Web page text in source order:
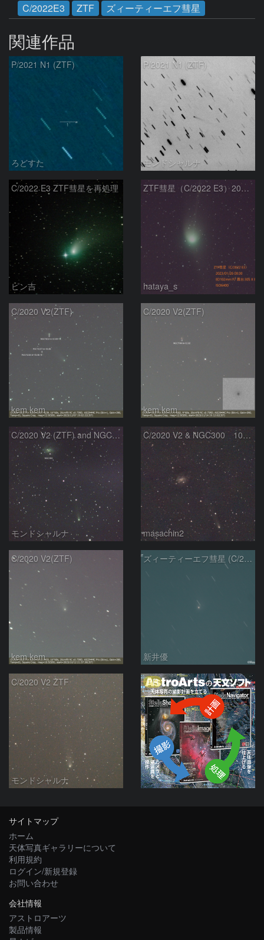
C/2022E3
ZTF ズィーティーエフ彗星
関連作品
P/2021 N1 (ZTF)
ろどすた
P/2021 N1 (ZTF)
モンドシャルナ
C/2022 E3 ZTF彗星を再処理
ピン吉
ZTF彗星（C/2022 E3）2023/01/26
hataya_s
C/2020 V2(ZTF)
kem.kem
C/2020 V2(ZTF)
kem.kem
C/2020 V2 (ZTF) and NGC300
モンドシャルナ
C/2020 V2 & NGC300 10/15
masachin2
C/2020 V2(ZTF)
kem.kem
ズィーティーエフ彗星 (C/2020V2)：202309/12
新井優
C/2020 V2 ZTF
モンドシャルナ
PR
サイトマップ
ホーム
天体写真ギャラリーについて
利用規約
ログイン/新規登録
お問い合わせ
会社情報
アストロアーツ
製品情報